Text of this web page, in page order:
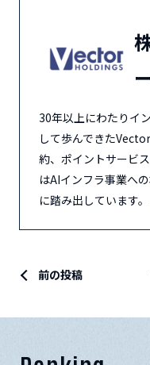
30年以上にわたりイ
して歩んできた
約、ポイントサービ
はAIインフラ事業へ
に踏み出しています。
前の投稿